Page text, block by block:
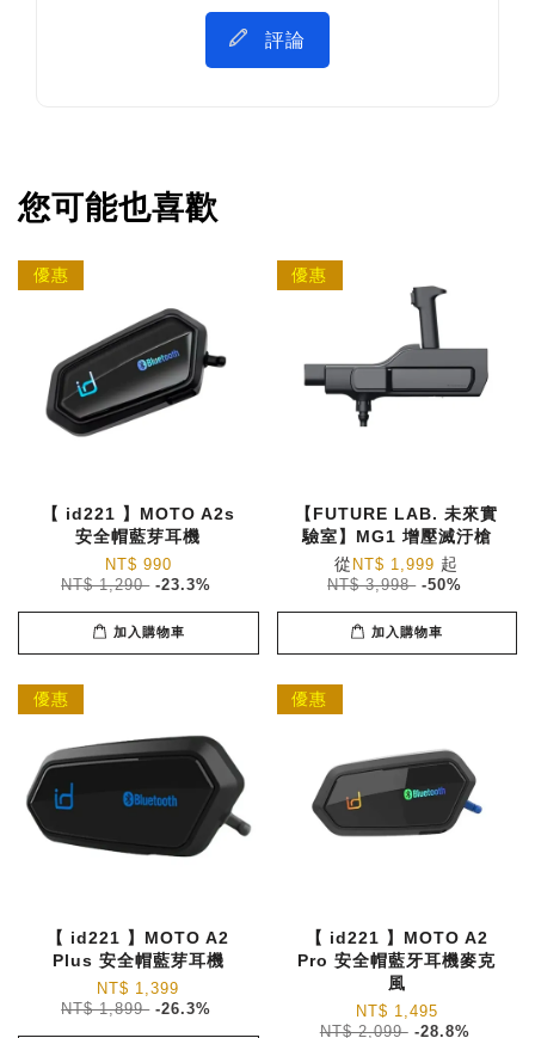
評論
您可能也喜歡
優惠
【 id221 】MOTO A2s
安全帽藍芽耳機
NT$ 990
NT$ 1,290 -23.3%
加入購物車
優惠
【FUTURE LAB. 未來實
驗室】MG1 增壓滅汙槍
從 NT$ 1,999 起
NT$ 3,998 -50%
加入購物車
優惠
【 id221 】MOTO A2
Plus 安全帽藍芽耳機
NT$ 1,399
NT$ 1,899 -26.3%
優惠
【 id221 】MOTO A2
Pro 安全帽藍牙耳機麥克
風
NT$ 1,495
NT$ 2,099 -28.8%